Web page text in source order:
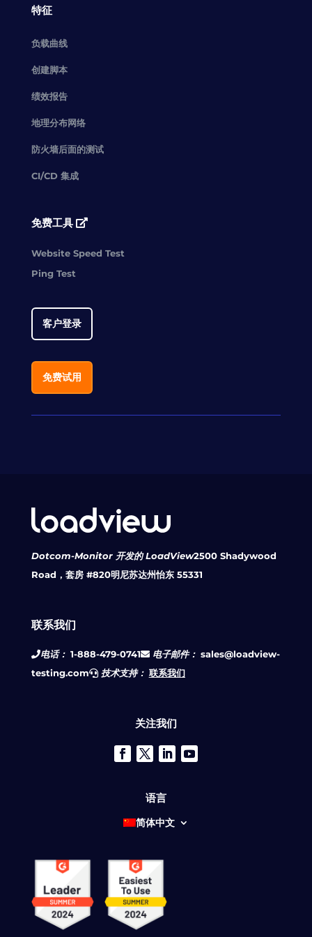
特征
负载曲线
创建脚本
绩效报告
地理分布网络
防火墙后面的测试
CI/CD 集成
免费工具
Website Speed Test
Ping Test
客户登录
免费试用
Dotcom-Monitor 开发的 LoadView2500 Shadywood
Road，套房 #820明尼苏达州怡东 55331
联系我们
电话： 1-888-479-0741 电子邮件： sales@loadview-
testing.com
技术支持： 联系我们
关注我们
语言
简体中文